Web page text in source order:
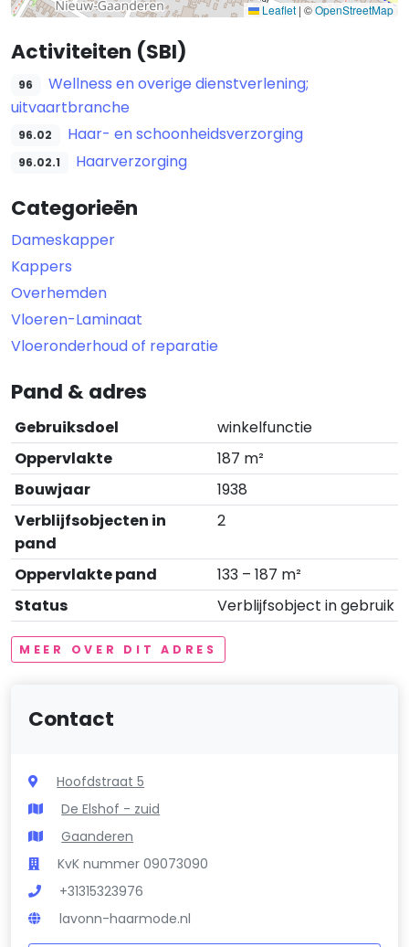
Leaflet | ©OpenStreetMap
Activiteiten (SBI)
96
Wellness en overige dienstverlening;
uitvaartbranche
96.02 Haar- en schoonheidsverzorging
96.02.1 Haarverzorging
Categorieën
Dameskapper
Kappers
Overhemden
Vloeren-Laminaat
Vloeronderhoud of reparatie
Pand & adres
Gebruiksdoel
winkelfunctie
Oppervlakte
187 m²
Bouwjaar
1938
Verblijfsobjecten in
pand
2
Oppervlakte pand
133 – 187 m²
Status
Verblijfsobject in gebruik
MEER OVER DIT ADRES
Contact
Hoofdstraat 5
De Elshof - zuid
Gaanderen
KvK nummer 09073090
+31315323976
lavonn-haarmode.nl